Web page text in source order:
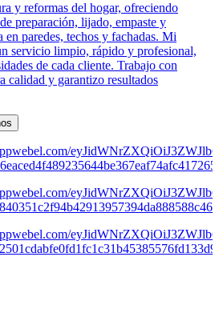
y reformas del hogar, ofreciendo
preparación, lijado, empaste y
paredes, techos y fachadas. Mi
servicio limpio, rápido y profesional,
de cada cliente. Trabajo con
calidad y garantizo resultados